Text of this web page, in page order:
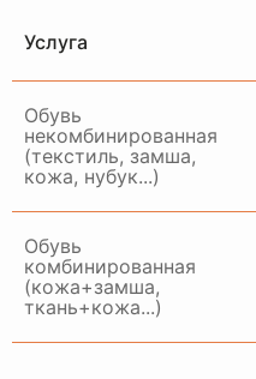
Услуга
Обувь
некомбинированная
(текстиль, замша,
кожа, нубук...)
Обувь
комбинированная
(кожа+замша,
ткань+кожа...)